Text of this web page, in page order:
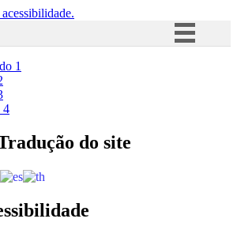
Acesso à informação
1
4
do site